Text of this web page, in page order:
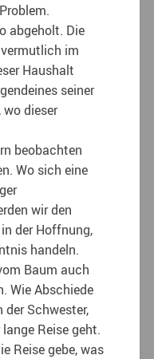
abgeholt. Die
im
Haushalt
seiner
dieser
beobachten
Wo sich eine
wir den
der Hoffnung,
handeln.
Baum auch
Wie Abschiede
der Schwester,
Reise geht.
Reise gebe, was